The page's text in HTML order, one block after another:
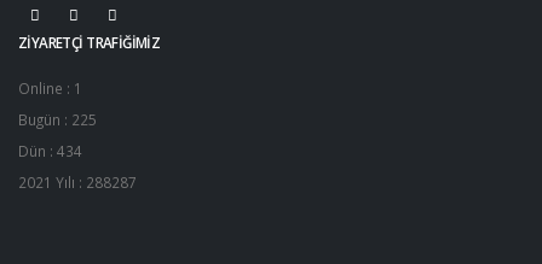
ZIYARETÇI TRAFIĞIMIZ
Online : 1
Bugün : 225
Dün : 434
2021 Yılı : 288287